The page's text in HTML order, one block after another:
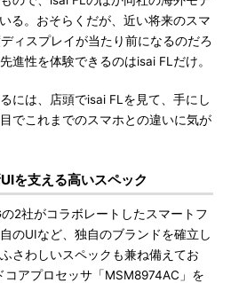
る。おそらくだが、近い将来のスマ
ィスプレイが当たり前になるのだろ
進性を体験できるのはisai FLだけ。
には、店頭でisai FLを見て、手にし
でこれまでのスマホとの違いに気が
を支える高いスペック
2社がコラボレートしたスマートフ
のUIなど、独自のブランドを確立し
さわしいスペックも兼ね備えてお
コアプロセッサ「MSM8974AC」を